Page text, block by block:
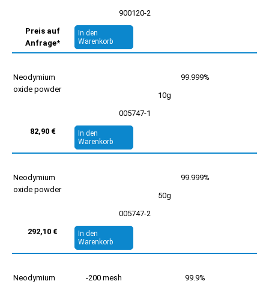
900120-2
Preis auf
Anfrage*
In den
Warenkorb
Neodymium
oxide powder
99.999%
10g
005747-1
82,90 €
In den
Warenkorb
Neodymium
oxide powder
99.999%
50g
005747-2
292,10 €
In den
Warenkorb
Neodymium
-200 mesh
99.9%